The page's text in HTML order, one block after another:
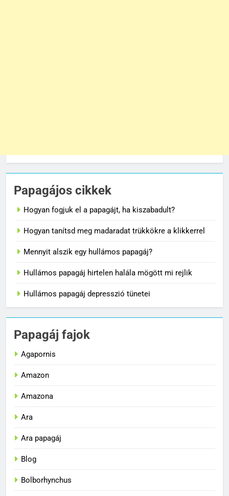
Papagájos cikkek
Hogyan fogjuk el a papagájt, ha kiszabadult?
Hogyan tanítsd meg madaradat trükkökre a klikkerrel
Mennyit alszik egy hullámos papagáj?
Hullámos papagáj hirtelen halála mögött mi rejlik
Hullámos papagáj depresszió tünetei
Papagáj fajok
Agapornis
Amazon
Amazona
Ara
Ara papagáj
Blog
Bolborhynchus